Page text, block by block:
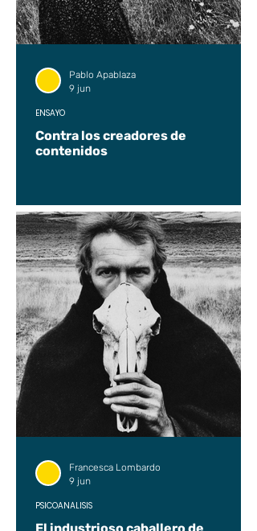
Contra los creadores de
contenidos
ENSAYO
Pablo Apablaza
9 jun
PSICOANÁLISIS
Francesca Lombardo
9 jun